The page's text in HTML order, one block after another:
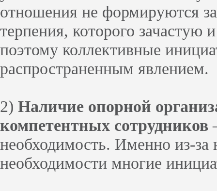
отношения не формируются
терпения, которого зачастую
поэтому коллективные
распространенным явлением.
2) Наличие опорной
компетентных сотрудников
необходимость. Именно из-за
необходимости многие